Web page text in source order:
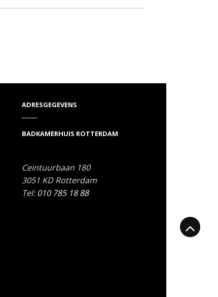
ADRESGEGEVENS
BADKAMERHUIS ROTTERDAM
Ceintuurbaan 180
3051 KD Rotterdam
Tel:010 785 18 88